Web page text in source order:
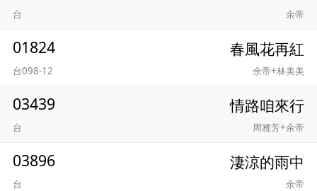
台 余帝
01824 春風花再紅
台098-12 余帝+林美美
03439 情路咱來行
台 周雅芳+余帝
03896 淒涼的雨中
台 余帝